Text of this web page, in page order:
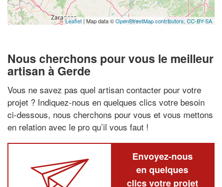
Leaflet | Map data ©OpenStreetMap contributors,CC-BY-SA
Nous cherchons pour vous le meilleur
artisan à Gerde
Vous ne savez pas quel artisan contacter pour votre
projet ? Indiquez-nous en quelques clics votre besoin
ci-dessous, nous cherchons pour vous et vous mettons
en relation avec le pro qu’il vous faut !
Envoyez-nous
en quelques
clics votre projet